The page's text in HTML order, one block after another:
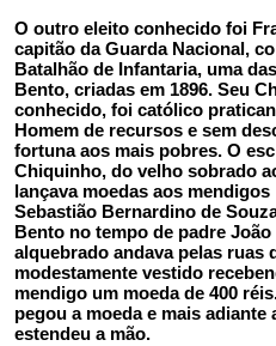
O outro eleito conhecido foi
capitão da Guarda Nacional,
Batalhão de Infantaria, uma
Bento, criadas em 1896. Seu
conhecido, foi católico
Homem de recursos e sem
fortuna aos mais pobres. O
Chiquinho, do velho sobrado
lançava moedas aos
Sebastião Bernardino de
Bento no tempo de padre
alquebrado andava pelas ruas
modestamente vestido
mendigo um moeda de 400
pegou a moeda e mais
estendeu a mão.